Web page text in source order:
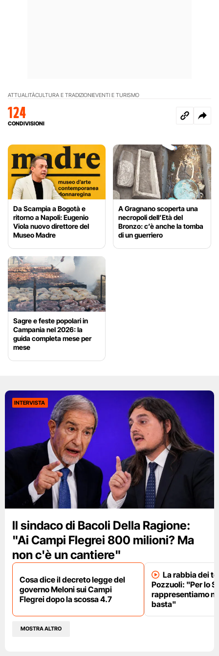
ATTUALITÀCULTURA E TRADIZIONIEVENTI E TURISMO
124
CONDIVISIONI
Da Scampia a Bogotà e
ritorno a Napoli: Eugenio
Viola nuovo direttore del
Museo Madre
A Gragnano scoperta una
necropoli dell’Età del
Bronzo: c’è anche la tomba
di un guerriero
Sagre e feste popolari in
Campania nel 2026: la
guida completa mese per
mese
INTERVISTA
Il sindaco di Bacoli Della Ragione:
"Ai Campi Flegrei 800 milioni? Ma
non c'è un cantiere"
Cosa dice il decreto legge del
governo Meloni sui Campi
Flegrei dopo la scossa 4.7
La rabbia dei
Pozzuoli: "Per lo
rappresentiamo
basta"
MOSTRA ALTRO